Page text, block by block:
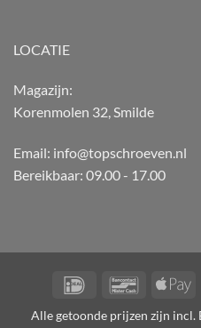
LOCATIE
Magazijn:
Korenmolen 32, Smilde
Email: info@topschroeven.nl
Bereikbaar: 09.00 - 17.00
IDeal Bancontact
Alle getoonde prijzen zijn incl.